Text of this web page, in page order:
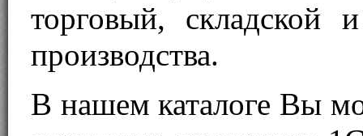
торговый, складской
производства.
В нашем каталоге Вы